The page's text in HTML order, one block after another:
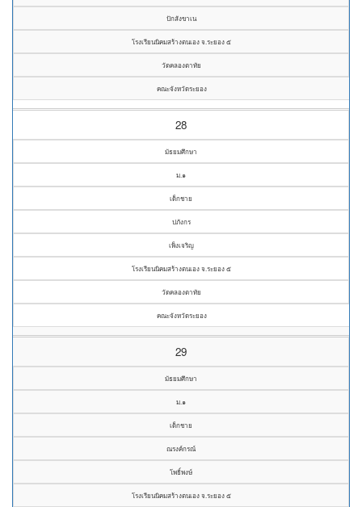
ปักสังขาเน
โรงเรียนนิคมสร้างตนเอง จ.ระยอง ๕
วัดคลองตาทัย
คณะจังหวัดระยอง
28
มัธยมศึกษา
ม.๑
เด็กชาย
ปภังกร
เพ็งเจริญ
โรงเรียนนิคมสร้างตนเอง จ.ระยอง ๕
วัดคลองตาทัย
คณะจังหวัดระยอง
29
มัธยมศึกษา
ม.๑
เด็กชาย
ณรงค์กรณ์
โพธิ์พงษ์
โรงเรียนนิคมสร้างตนเอง จ.ระยอง ๕